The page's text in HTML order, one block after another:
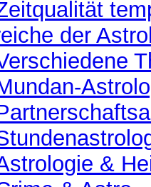
der
&